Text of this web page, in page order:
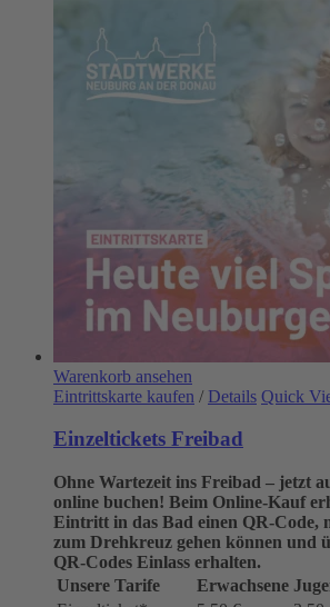
Warenkorb ansehen
Eintrittskarte kaufen / Details Quick
Einzeltickets Freibad
Ohne Wartezeit ins Freibad – jetzt
online buchen! Beim Online-Kauf
Eintritt in das Bad einen QR-Code,
zum Drehkreuz gehen können und
QR-Codes Einlass erhalten.
Unsere Tarife
Erwachsene